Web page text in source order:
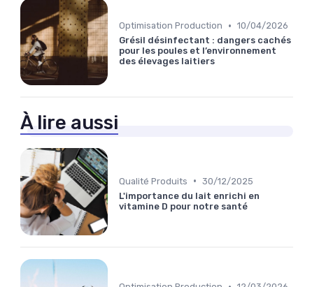
Optimisation Production • 10/04/2026
Grésil désinfectant : dangers cachés
pour les poules et l’environnement
des élevages laitiers
À lire aussi
Qualité Produits • 30/12/2025
L'importance du lait enrichi en
vitamine D pour notre santé